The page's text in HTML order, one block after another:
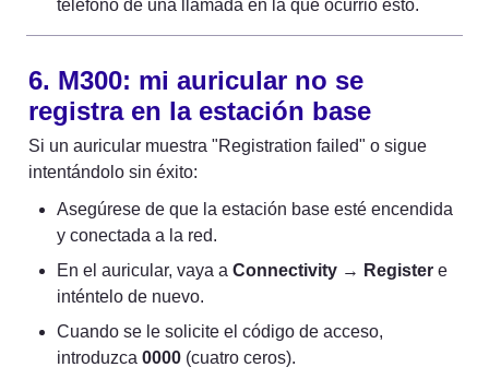
teléfono de una llamada en la que ocurrió esto.
6. M300: mi auricular no se
registra en la estación base
Si un auricular muestra "Registration failed" o sigue
intentándolo sin éxito:
Asegúrese de que la estación base esté encendida
y conectada a la red.
En el auricular, vaya a Connectivity → Register e
inténtelo de nuevo.
Cuando se le solicite el código de acceso,
introduzca 0000 (cuatro ceros).